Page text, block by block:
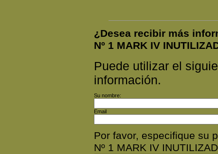
¿Desea recibir más
Nº 1 MARK IV
Puede utilizar el
información.
Su nombre:
Email
Por favor, especifique su
Nº 1 MARK IV